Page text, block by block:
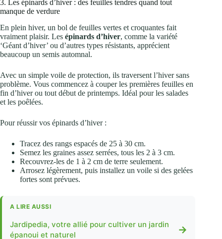
3. Les épinards d’hiver : des feuilles tendres quand tout
manque de verdure
En plein hiver, un bol de feuilles vertes et croquantes fait
vraiment plaisir. Les épinards d’hiver, comme la variété
‘Géant d’hiver’ ou d’autres types résistants, apprécient
beaucoup un semis automnal.
Avec un simple voile de protection, ils traversent l’hiver sans
problème. Vous commencez à couper les premières feuilles en
fin d’hiver ou tout début de printemps. Idéal pour les salades
et les poêlées.
Pour réussir vos épinards d’hiver :
Tracez des rangs espacés de 25 à 30 cm.
Semez les graines assez serrées, tous les 2 à 3 cm.
Recouvrez-les de 1 à 2 cm de terre seulement.
Arrosez légèrement, puis installez un voile si des gelées
fortes sont prévues.
A LIRE AUSSI
Jardipedia, votre allié pour cultiver un jardin
épanoui et naturel
→